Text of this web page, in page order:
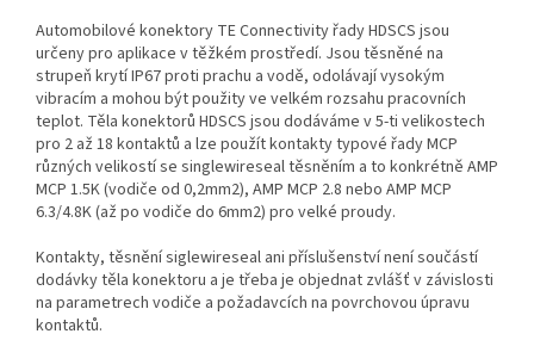
Automobilové konektory TE Connectivity řady HDSCS jsou
určeny pro aplikace v těžkém prostředí. Jsou těsněné na
strupeň krytí IP67 proti prachu a vodě, odolávají vysokým
vibracím a mohou být použity ve velkém rozsahu pracovních
teplot. Těla konektorů HDSCS jsou dodáváme v 5-ti velikostech
pro 2 až 18 kontaktů a lze použít kontakty typové řady MCP
různých velikostí se singlewireseal těsněním a to konkrétně AMP
MCP 1.5K (vodiče od 0,2mm2), AMP MCP 2.8 nebo AMP MCP
6.3/4.8K (až po vodiče do 6mm2) pro velké proudy.
Kontakty, těsnění siglewireseal ani příslušenství není součástí
dodávky těla konektoru a je třeba je objednat zvlášť v závislosti
na parametrech vodiče a požadavcích na povrchovou úpravu
kontaktů.